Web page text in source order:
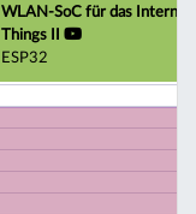
WLAN-SoC für das Internet
Things II
ESP32